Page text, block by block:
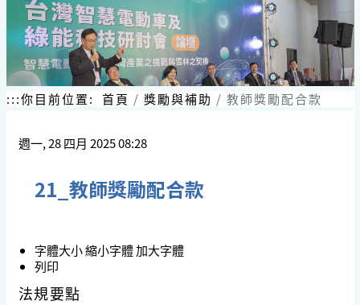
:::你目前位置: 首頁 獎勵與補助 教師獎勵配合款
週一, 28 四月 2025 08:28
21_教師獎勵配合款
字體大小縮小字體加大字體
列印
法規要點